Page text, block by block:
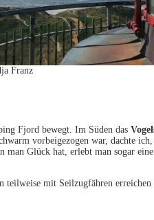
Franz
Fjord bewegt. Im Süden das
vorbeigezogen war, dachte
Glück hat, erlebt man sogar
teilweise mit Seilzugfähren